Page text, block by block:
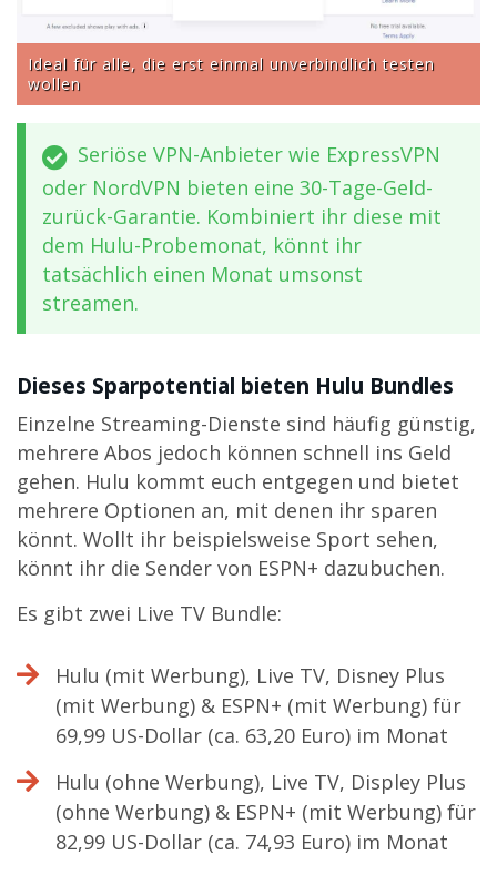
Ideal für alle, die erst einmal unverbindlich testen
wollen
Seriöse VPN-Anbieter wie ExpressVPN
oder NordVPN bieten eine 30-Tage-Geld-
zurück-Garantie. Kombiniert ihr diese mit
dem Hulu-Probemonat, könnt ihr
tatsächlich einen Monat umsonst
streamen.
Dieses Sparpotential bieten Hulu Bundles
Einzelne Streaming-Dienste sind häufig günstig,
mehrere Abos jedoch können schnell ins Geld
gehen. Hulu kommt euch entgegen und bietet
mehrere Optionen an, mit denen ihr sparen
könnt. Wollt ihr beispielsweise Sport sehen,
könnt ihr die Sender von ESPN+ dazubuchen.
Es gibt zwei Live TV Bundle:
Hulu (mit Werbung), Live TV, Disney Plus
(mit Werbung) & ESPN+ (mit Werbung) für
69,99 US-Dollar (ca. 63,20 Euro) im Monat
Hulu (ohne Werbung), Live TV, Displey Plus
(ohne Werbung) & ESPN+ (mit Werbung) für
82,99 US-Dollar (ca. 74,93 Euro) im Monat